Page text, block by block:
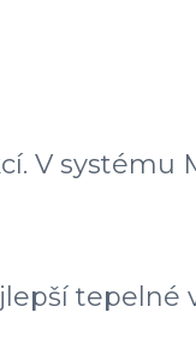
V systému
tepelné